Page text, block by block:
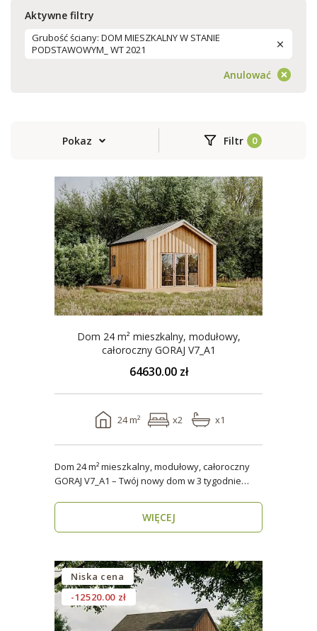
Aktywne filtry
Grubość ściany: DOM MIESZKALNY W STANIE
PODSTAWOWYM_ WT 2021
Anulować
Pokaz Filtr
Dom 24 m² mieszkalny, modułowy,
całoroczny GORAJ V7_A1
64630.00 zł
24 m² x2 x1
Dom 24 m² mieszkalny, modułowy, całoroczny
GORAJ V7_A1 – Twój nowy dom w 3 tygodnie
WIĘCEJ
Niska cena
-12520.00 zł